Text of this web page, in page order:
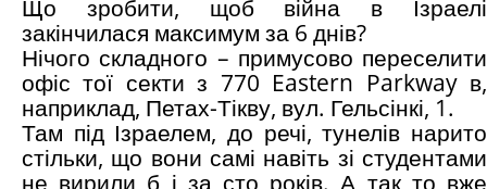
Що зробити, щоб війна в Ізраелі
закінчилася максимум за 6 днів?
Нічого складного – примусово переселити
офіс тої секти з 770 Eastern Parkway в,
наприклад, Петах-Тікву, вул. Гельсінкі, 1.
Там під Ізраелем, до речі, тунелів нарито
стільки, що вони самі навіть зі студентами
не вирили б і за сто років. А так то вже